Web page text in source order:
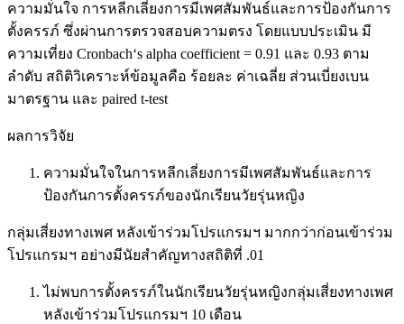
ความมั่นใจ การหลีกเลี่ยงการมีเพศสัมพันธ์และการป้องกันการ
ตั้งครรภ์ ซึ่งผ่านการตรวจสอบความตรง โดยแบบประเมิน มี
ความเที่ยง Cronbach‘s alpha coefficient = 0.91 และ 0.93 ตาม
ลำดับ สถิติวิเคราะห์ข้อมูลคือ ร้อยละ ค่าเฉลี่ย ส่วนเบี่ยงเบน
มาตรฐาน และ paired t-test
ผลการวิจัย
ความมั่นใจในการหลีกเลี่ยงการมีเพศสัมพันธ์และการ
ป้องกันการตั้งครรภ์ของนักเรียนวัยรุ่นหญิง
กลุ่มเสี่ยงทางเพศ หลังเข้าร่วมโปรแกรมฯ มากกว่าก่อนเข้าร่วม
โปรแกรมฯ อย่างมีนัยสำคัญทางสถิติที่ .01
ไม่พบการตั้งครรภ์ในนักเรียนวัยรุ่นหญิงกลุ่มเสี่ยงทางเพศ
หลังเข้าร่วมโปรแกรมฯ 10 เดือน